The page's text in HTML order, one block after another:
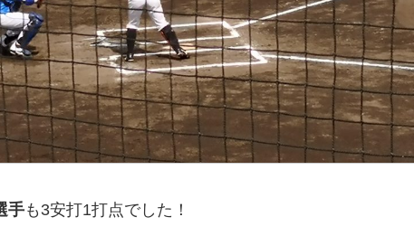
手も3安打1打点でした！